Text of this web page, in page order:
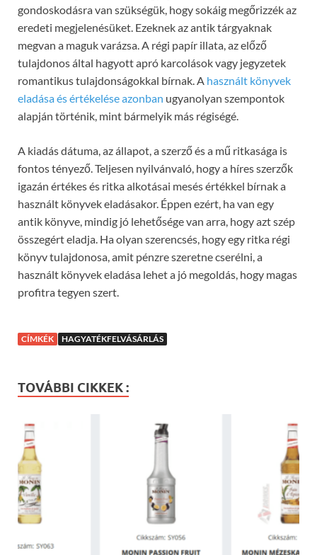
gondoskodásra van szükségük, hogy sokáig megőrizzék az
eredeti megjelenésüket. Ezeknek az antik tárgyaknak
megvan a maguk varázsa. A régi papír illata, az előző
tulajdonos által hagyott apró karcolások vagy jegyzetek
romantikus tulajdonságokkal bírnak. A használt könyvek
eladása és értékelése azonban ugyanolyan szempontok
alapján történik, mint bármelyik más régiségé.
A kiadás dátuma, az állapot, a szerző és a mű ritkasága is
fontos tényező. Teljesen nyilvánvaló, hogy a híres szerzők
igazán értékes és ritka alkotásai mesés értékkel bírnak a
használt könyvek eladásakor. Éppen ezért, ha van egy
antik könyve, mindig jó lehetősége van arra, hogy azt szép
összegért eladja. Ha olyan szerencsés, hogy egy ritka régi
könyv tulajdonosa, amit pénzre szeretne cserélni, a
használt könyvek eladása lehet a jó megoldás, hogy magas
profitra tegyen szert.
CÍMKÉK HAGYATÉKFELVÁSÁRLÁS
TOVÁBBI CIKKEK :